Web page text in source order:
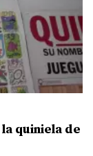
quiniela de